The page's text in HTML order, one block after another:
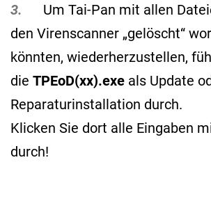
3. Um Tai-Pan mit allen
den Virenscanner „gelöscht“
könnten, wiederherzustellen,
die TPEoD(xx).exe als Update
Reparaturinstallation durch.
Klicken Sie dort alle Eingaben
durch!